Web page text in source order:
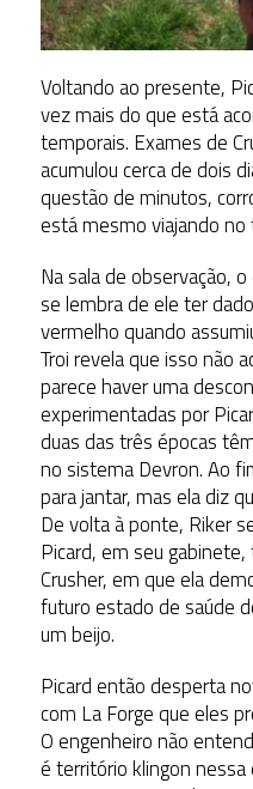
Voltando ao presente,
vez mais do que está
temporais. Exames de
acumulou cerca de dois
questão de minutos,
está mesmo viajando no
Na sala de observação,
se lembra de ele ter
vermelho quando
Troi revela que isso não
parece haver uma
experimentadas por
duas das três épocas
no sistema Devron. Ao
para jantar, mas ela diz
De volta à ponte, Riker
Picard, em seu
Crusher, em que ela
futuro estado de saúde
um beijo.
Picard então desperta
com La Forge que eles
O engenheiro não
é território klingon nessa